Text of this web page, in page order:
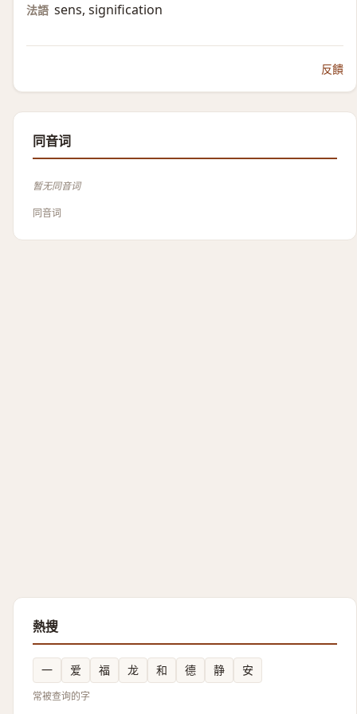
法語 sens, signification
反饋
同音词
暂无同音词
同音词
熱搜
一 爱 福 龙 和 德 静 安
常被查询的字